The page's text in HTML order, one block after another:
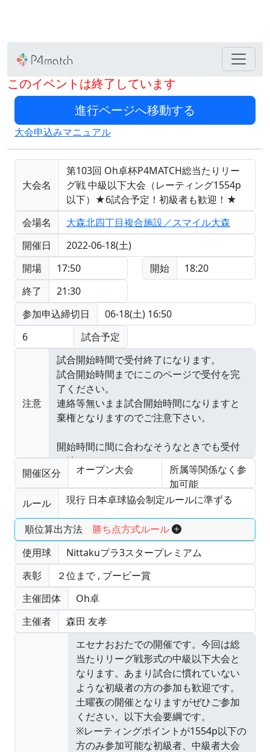
このイベントは終了しています
大会申込みマニュアル
大会名
第103回 Oh卓杯P4MATCH総当たりリー
グ戦 中級以下大会（レーティング1554p
以下）★6試合予定！初級者も歓迎！★
会場名
大森北四丁目複合施設／スマイル大森
開催日
2022-06-18(土)
開場
17:50 開始
18:20
終了
21:30
参加申込締切日
06-18(土) 16:50
6
試合予定
注意
開催区分 オープン大会
所属等関係なく参
加可能
ルール
現行 日本卓球協会制定ルールに準ずる
順位算出方法 勝ち点方式ルール
使用球
Nittakuプラ3スタープレミアム
表彰
２位まで , ブービー賞
主催団体
Oh卓
主催者
森田 友孝